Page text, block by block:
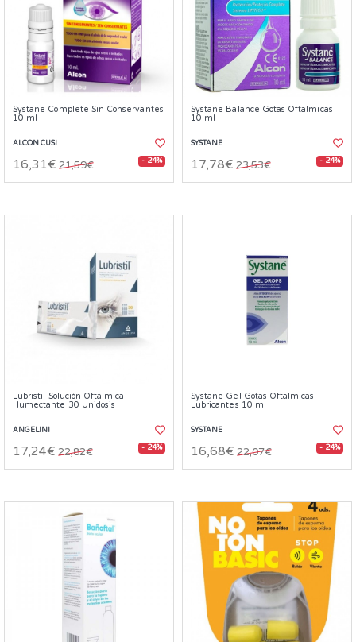
Systane Complete Sin Conservantes
10 ml
ALCON CUSI
16,31€ 21,59€ - 24%
Systane Balance Gotas Oftalmicas
10 ml
SYSTANE
17,78€ 23,53€ - 24%
Lubristil Solución Oftálmica
Humectante 30 Unidosis
ANGELINI
17,24€ 22,82€ - 24%
Systane Gel Gotas Oftalmicas
Lubricantes 10 ml
SYSTANE
16,68€ 22,07€ - 24%